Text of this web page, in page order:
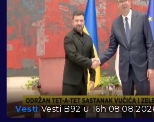
Vesti Vesti B92 u 16h